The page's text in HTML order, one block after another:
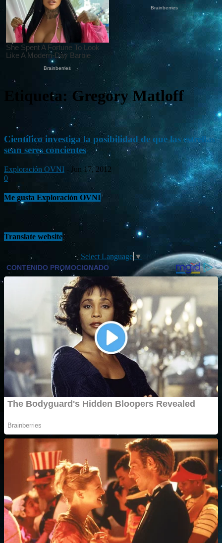
Etiqueta: Gregory Matloff
Científico investiga la posibilidad de que las estrellas
sean seres concientes
Exploración OVNI - Jun 17, 2012
0
Me gusta Exploración OVNI
Translate website
Select Language ▼